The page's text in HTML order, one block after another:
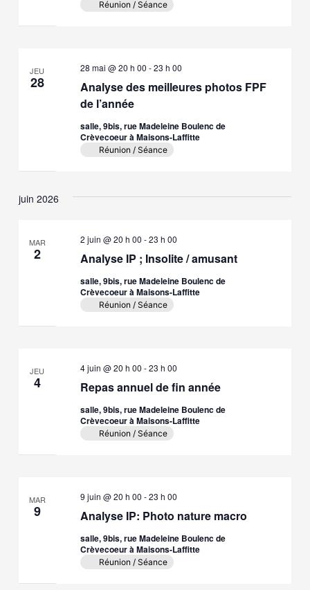
Réunion / Séance
JEU
28
Analyse des meilleures photos FPF
de l’année
28 mai @ 20 h 00 -23 h 00
salle, 9bis, rue Madeleine Boulenc de
Crèvecoeur à Maisons-Laffitte
Réunion / Séance
juin 2026
MAR
2 Analyse IP ; Insolite / amusant
2 juin @ 20 h 00 -23 h 00
salle, 9bis, rue Madeleine Boulenc de
Crèvecoeur à Maisons-Laffitte
Réunion / Séance
JEU
4 Repas annuel de fin année
4 juin @ 20 h 00 -23 h 00
salle, 9bis, rue Madeleine Boulenc de
Crèvecoeur à Maisons-Laffitte
Réunion / Séance
MAR
9 Analyse IP: Photo nature macro
9 juin @ 20 h 00 -23 h 00
salle, 9bis, rue Madeleine Boulenc de
Crèvecoeur à Maisons-Laffitte
Réunion / Séance